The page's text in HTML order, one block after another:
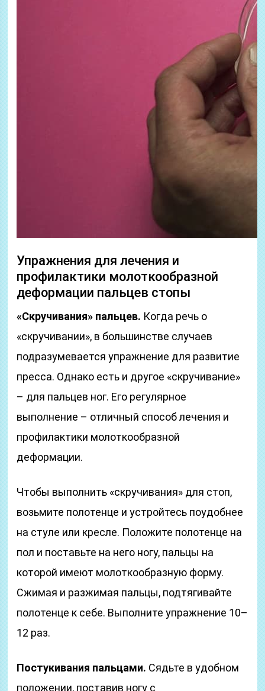
Упражнения для лечения и
профилактики молоткообразной
деформации пальцев стопы
«Скручивания» пальцев. Когда речь о
«скручивании», в большинстве случаев
подразумевается упражнение для развитие
пресса. Однако есть и другое «скручивание»
– для пальцев ног. Его регулярное
выполнение – отличный способ лечения и
профилактики молоткообразной
деформации.
Чтобы выполнить «скручивания» для стоп,
возьмите полотенце и устройтесь поудобнее
на стуле или кресле. Положите полотенце на
пол и поставьте на него ногу, пальцы на
которой имеют молоткообразную форму.
Сжимая и разжимая пальцы, подтягивайте
полотенце к себе. Выполните упражнение 10–
12 раз.
Постукивания пальцами. Сядьте в удобном
положении, поставив ногу с